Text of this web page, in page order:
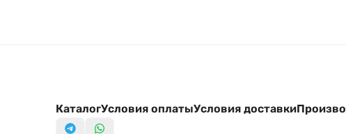
КаталогУсловия оплатыУсловия доставки